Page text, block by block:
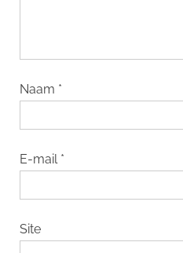
Naam *
E-mail *
Site